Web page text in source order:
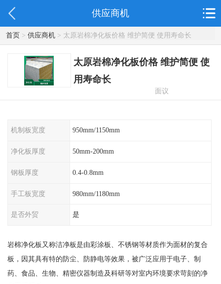
供应商机
首页> 供应商机> 太原岩棉净化板价格 维护简便 使用寿命长
太原岩棉净化板价格 维护简便 使
用寿命长
面议
机制板宽度 950mm/1150mm
净化板厚度 50mm-200mm
钢板厚度 0.4-0.8mm
手工板宽度 980mm/1180mm
是否外贸 是
岩棉净化板又称洁净板是由彩涂板、不锈钢等材质作为面材的复合
板，因其具有特的防尘、防静电等效果，被广泛应用于电子、制
药、食品、生物、精密仪器制造及科研等对室内环境要求苛刻的净